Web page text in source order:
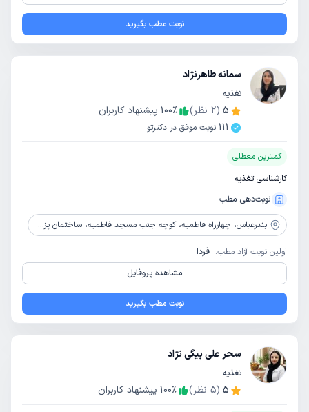
نوبت مطب بگیرید
سمانه طاهرنژاد
تغذیه
5
(
2 نظر) 100٪
پیشنهاد کاربران
111 نوبت موفق در دکترتو
کمترین معطلی
کارشناسی تغذیه
نوبت‌دهی مطب
بندرعباس، چهارراه فاطمیه، کوچه جنب مسجد فاطمیه، ساختمان پزشکان فاطمیه، طبقه 5
اولین نوبت آزاد مطب: فردا
مشاهده پروفایل
نوبت مطب بگیرید
سحر علی بیگی نژاد
تغذیه
5
(
5 نظر) 100٪ پیشنهاد کاربران